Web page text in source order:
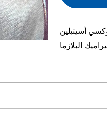
ومحتواها،
النيكل،
المعدنية
أسيتيلين
البلازما